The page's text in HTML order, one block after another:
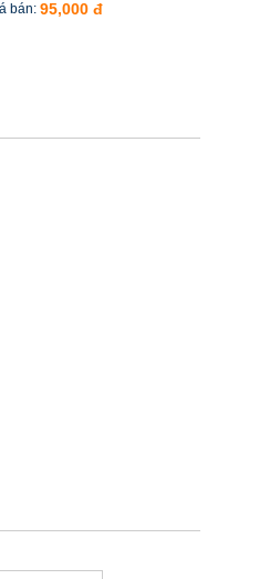
bán: 95,000 đ